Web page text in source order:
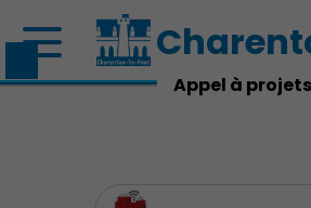
Appel à projets